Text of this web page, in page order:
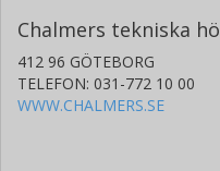
Chalmers tekniska
412 96 GÖTEBORG
TELEFON: 031-772 10 00
WWW.CHALMERS.SE